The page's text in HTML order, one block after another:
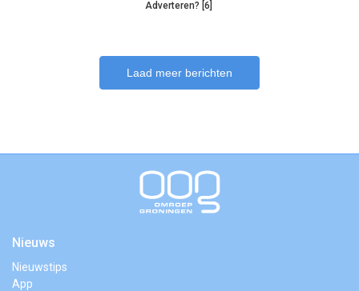
Adverteren? [6]
Laad meer berichten
Nieuws
Nieuwstips
App